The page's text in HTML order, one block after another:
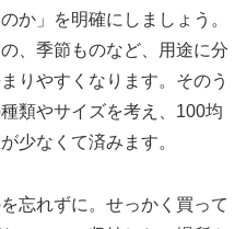
か」を明確にしましょう。
、季節ものなど、用途に分
りやすくなります。そのう
類やサイズを考え、100均
少なくて済みます。
忘れずに。せっかく買って